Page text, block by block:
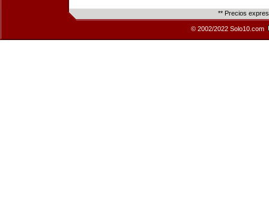
** Precios
© 2002/2022 Solo10.com